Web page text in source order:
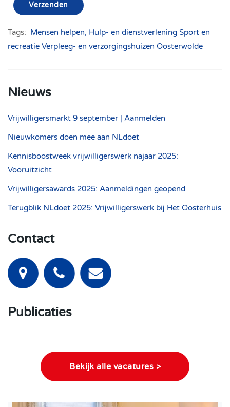
Verzenden
Tags: Mensen helpen, Hulp- en dienstverlening Sport en
recreatie Verpleeg- en verzorgingshuizen Oosterwolde
Nieuws
Vrijwilligersmarkt 9 september | Aanmelden
Nieuwkomers doen mee aan NLdoet
Kennisboostweek vrijwilligerswerk najaar 2025:
Vooruitzicht
Vrijwilligersawards 2025: Aanmeldingen geopend
Terugblik NLdoet 2025: Vrijwilligerswerk bij Het Oosterhuis
Contact
Publicaties
Bekijk alle vacatures >